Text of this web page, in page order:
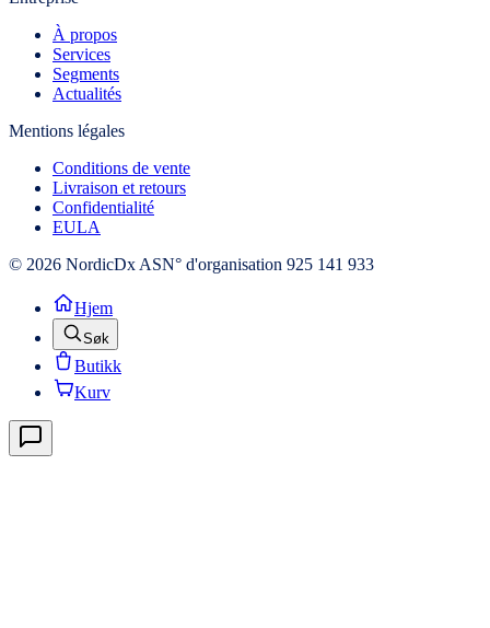
À propos
Services
Segments
Actualités
Mentions légales
Conditions de vente
Livraison et retours
Confidentialité
EULA
© 2026 NordicDx ASN° d'organisation 925 141 933
Hjem
Søk
Butikk
Kurv